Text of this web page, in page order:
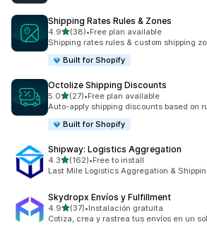
Shipping Rates Rules & Zones
4.9เต็ม 5 ดาว
(38)
ทั้งหมด 38 รีวิว
•Free plan available
Shipping rates rules & custom shipping
Built for Shopify
Octolize Shipping Discounts
5.0เต็ม 5 ดาว
(27)
ทั้งหมด 27 รีวิว
•Free plan available
Auto-apply shipping discounts based on
Built for Shopify
Shipway: Logistics Aggregation
4.3เต็ม 5 ดาว
(162)
ทั้งหมด 162 รีวิว
•Free to install
Last Mile Logistics Aggregation &
Skydropx Envíos y Fulfillment
4.9เต็ม 5 ดาว
(37)
ทั้งหมด 37 รีวิว
•Instalación gratuita
Cotiza, crea y rastrea tus envíos en un